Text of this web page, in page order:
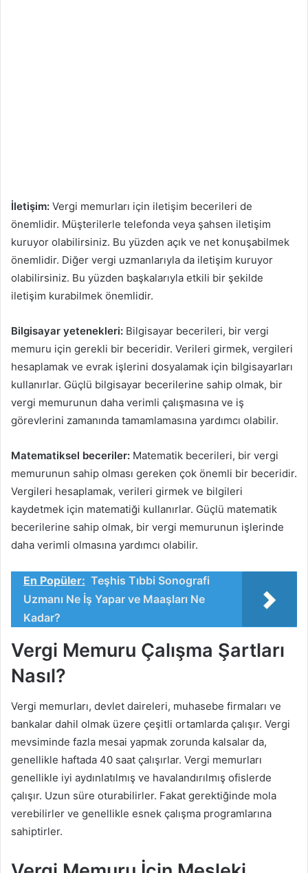
İletişim: Vergi memurları için iletişim becerileri de
önemlidir. Müşterilerle telefonda veya şahsen iletişim
kuruyor olabilirsiniz. Bu yüzden açık ve net konuşabilmek
önemlidir. Diğer vergi uzmanlarıyla da iletişim kuruyor
olabilirsiniz. Bu yüzden başkalarıyla etkili bir şekilde
iletişim kurabilmek önemlidir.
Bilgisayar yetenekleri: Bilgisayar becerileri, bir vergi
memuru için gerekli bir beceridir. Verileri girmek, vergileri
hesaplamak ve evrak işlerini dosyalamak için bilgisayarları
kullanırlar. Güçlü bilgisayar becerilerine sahip olmak, bir
vergi memurunun daha verimli çalışmasına ve iş
görevlerini zamanında tamamlamasına yardımcı olabilir.
Matematiksel beceriler: Matematik becerileri, bir vergi
memurunun sahip olması gereken çok önemli bir beceridir.
Vergileri hesaplamak, verileri girmek ve bilgileri
kaydetmek için matematiği kullanırlar. Güçlü matematik
becerilerine sahip olmak, bir vergi memurunun işlerinde
daha verimli olmasına yardımcı olabilir.
En Popüler: Teşhis Tıbbi Sonografi
Uzmanı Ne İş Yapar ve Maaşları Ne
Kadar?
Vergi Memuru Çalışma Şartları
Nasıl?
Vergi memurları, devlet daireleri, muhasebe firmaları ve
bankalar dahil olmak üzere çeşitli ortamlarda çalışır. Vergi
mevsiminde fazla mesai yapmak zorunda kalsalar da,
genellikle haftada 40 saat çalışırlar. Vergi memurları
genellikle iyi aydınlatılmış ve havalandırılmış ofislerde
çalışır. Uzun süre oturabilirler. Fakat gerektiğinde mola
verebilirler ve genellikle esnek çalışma programlarına
sahiptirler.